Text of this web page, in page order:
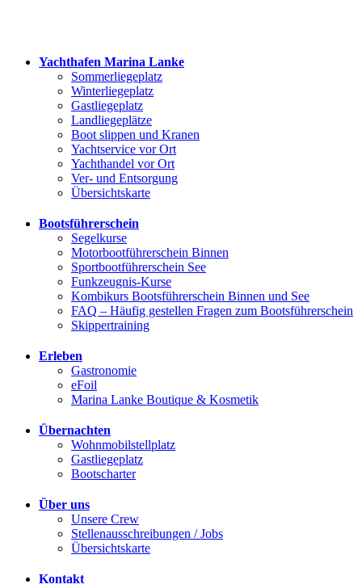
Yachthafen Marina Lanke
Sommerliegeplatz
Winterliegeplatz
Gastliegeplatz
Landliegeplätze
Boot slippen und Kranen
Yachtservice vor Ort
Yachthandel vor Ort
Ver- und Entsorgung
Übersichtskarte
Bootsführerschein
Segelkurse
Motorbootführerschein Binnen
Sportbootführerschein See
Funkzeugnis-Kurse
Kombikurs Bootsführerschein Binnen und See
FAQ – Häufig gestellen Fragen zum Bootsführerschein
Skippertraining
Erleben
Gastronomie
eFoil
Marina Lanke Boutique & Kosmetik
Übernachten
Wohnmobilstellplatz
Gastliegeplatz
Bootscharter
Über uns
Unsere Crew
Stellenausschreibungen / Jobs
Übersichtskarte
Kontakt